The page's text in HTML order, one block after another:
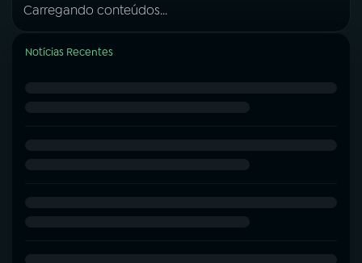
Carregando conteúdos...
Notícias Recentes